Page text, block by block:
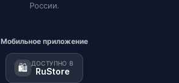
России.
Мобильное приложение
🛍️ ДОСТУПНО В
RuStore